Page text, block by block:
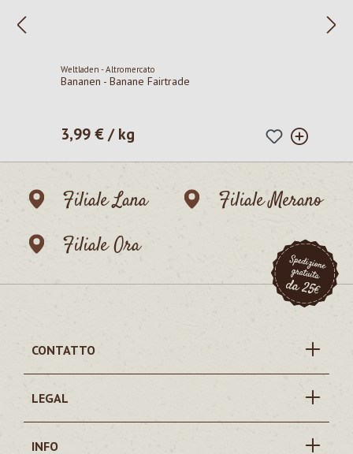
Weltladen - Altromercato
Bananen - Banane Fairtrade
Prezzo normale:
3,99 € / kg
Filiale Lana
Filiale Merano
Filiale Ora
CONTATTO
LEGAL
INFO